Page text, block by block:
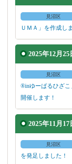
見沼区
ＵＭＡ」を作成し
2025年12月25
見沼区
®inゆーぱるひざこ
開催します！
2025年11月17
見沼区
を発足しました！